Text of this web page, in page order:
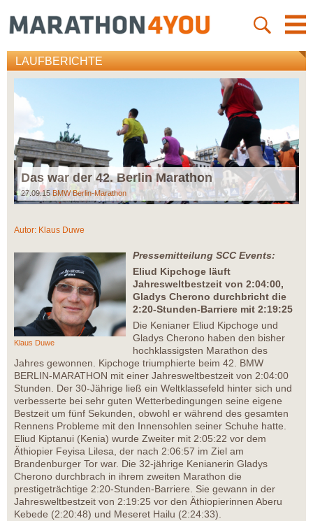
LAUFBERICHTE
Das war der 42. Berlin Marathon
27.09.15 BMW Berlin-Marathon
Autor: Klaus Duwe
Klaus Duwe
Pressemitteilung SCC Events:
Eliud Kipchoge läuft
Jahresweltbestzeit von 2:04:00,
Gladys Cherono durchbricht die
2:20-Stunden-Barriere mit 2:19:25
Die Kenianer Eliud Kipchoge und
Gladys Cherono haben den bisher
hochklassigsten Marathon des
Jahres gewonnen. Kipchoge triumphierte beim 42. BMW
BERLIN-MARATHON mit einer Jahresweltbestzeit von 2:04:00
Stunden. Der 30-Jährige ließ ein Weltklassefeld hinter sich und
verbesserte bei sehr guten Wetterbedingungen seine eigene
Bestzeit um fünf Sekunden, obwohl er während des gesamten
Rennens Probleme mit den Innensohlen seiner Schuhe hatte.
Eliud Kiptanui (Kenia) wurde Zweiter mit 2:05:22 vor dem
Äthiopier Feyisa Lilesa, der nach 2:06:57 im Ziel am
Brandenburger Tor war. Die 32-jährige Kenianerin Gladys
Cherono durchbrach in ihrem zweiten Marathon die
prestigeträchtige 2:20-Stunden-Barriere. Sie gewann in der
Jahresweltbestzeit von 2:19:25 vor den Äthiopierinnen Aberu
Kebede (2:20:48) und Meseret Hailu (2:24:33).